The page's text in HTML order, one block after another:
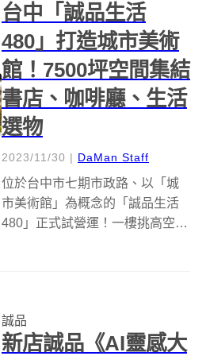
台中「誠品生活
480」打造城市美術
館！7500坪空間集結
書店、咖啡廳、生活
選物
2023/11/30 | DaMan Staff
位於台中市七期市政路、以「城
市美術館」為概念的「誠品生活
480」正式試營運！一樓挑高空間
饗宴等多元面向，體現文化生活
美學。...
誠品
新店誠品《AI靈感大